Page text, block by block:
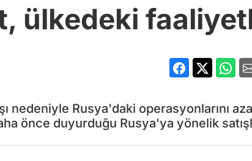
ülkedeki
nedeniyle Rusya'daki operasyonlarını
önce duyurduğu Rusya'ya yönelik